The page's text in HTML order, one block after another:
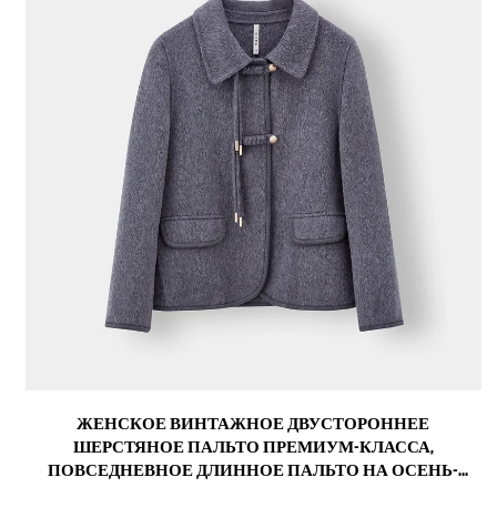
ЖЕНСКОЕ ВИНТАЖНОЕ ДВУСТОРОННЕЕ
ШЕРСТЯНОЕ ПАЛЬТО ПРЕМИУМ-КЛАССА,
ПОВСЕДНЕВНОЕ ДЛИННОЕ ПАЛЬТО НА ОСЕНЬ-